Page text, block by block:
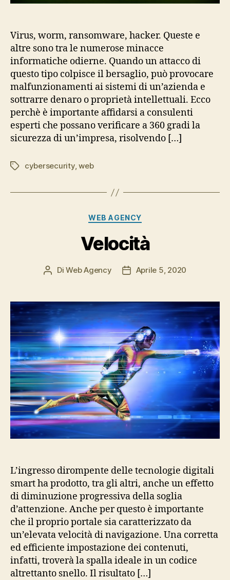
Virus, worm, ransomware, hacker. Queste e
altre sono tra le numerose minacce
informatiche odierne. Quando un attacco di
questo tipo colpisce il bersaglio, può provocare
malfunzionamenti ai sistemi di un’azienda e
sottrarre denaro o proprietà intellettuali. Ecco
perchè è importante affidarsi a consulenti
esperti che possano verificare a 360 gradi la
sicurezza di un’impresa, risolvendo […]
Tag cybersecurity,web
Categorie
WEB AGENCY
Velocità
Autore
DiWeb Agency
DataAprile 5, 2020
L’ingresso dirompente delle tecnologie digitali
smart ha prodotto, tra gli altri, anche un effetto
di diminuzione progressiva della soglia
d’attenzione. Anche per questo è importante
che il proprio portale sia caratterizzato da
un’elevata velocità di navigazione. Una corretta
ed efficiente impostazione dei contenuti,
infatti, troverà la spalla ideale in un codice
altrettanto snello. Il risultato […]